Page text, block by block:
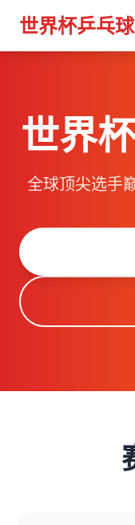
世界杯乒乓
世界
全球顶尖选手